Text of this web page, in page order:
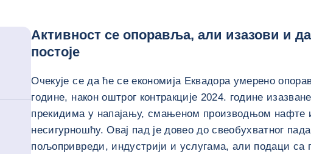
Активност се опоравља, али изазови и
постоје
Очекује се да ће се економија Еквадора умерено
године, након оштрог контракције 2024. године
прекидима у напајању, смањеном производњом нафте
несигурношћу. Овај пад је довео до свеобухватног
пољопривреди, индустрији и услугама, али подаци са